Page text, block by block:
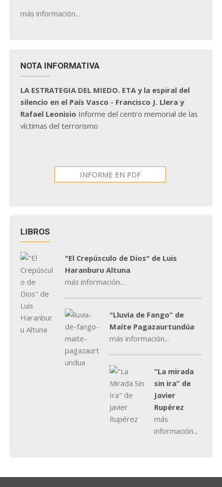
más información...
NOTA INFORMATIVA
LA ESTRATEGIA DEL MIEDO. ETA y la espiral del
silencio en el País Vasco - Francisco J. Llera y
Rafael Leonisio Informe del centro memorial de las
víctimas del terrorismo
INFORME EN PDF
LIBROS
"El Crepúsculo de Dios" de Luis
Haranburu Altuna
más información...
"Lluvia de Fango” de
Maite Pagazaurtundúa
más información...
“La mirada
sin ira” de
Javier
Rupérez
más
información...